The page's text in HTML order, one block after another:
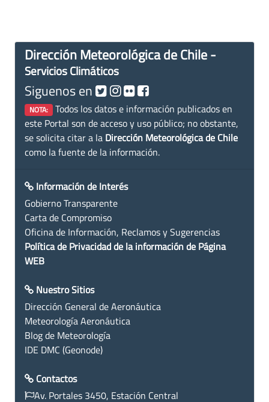
Dirección Meteorológica de Chile -
Servicios Climáticos
Siguenos en
NOTA: Todos los datos e información publicados en
este Portal son de acceso y uso público; no obstante,
se solicita citar a la Dirección Meteorológica de Chile
como la fuente de la información.
Información de Interés
Gobierno Transparente
Carta de Compromiso
Oficina de Información, Reclamos y Sugerencias
Política de Privacidad de la información de Página
WEB
Nuestro Sitios
Dirección General de Aeronáutica
Meteorología Aeronáutica
Blog de Meteorología
IDE DMC (Geonode)
Contactos
Av. Portales 3450, Estación Central